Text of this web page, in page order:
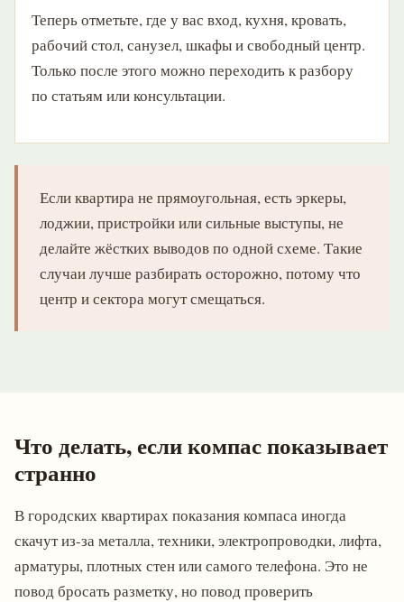
Теперь отметьте, где у вас вход, кухня, кровать,
рабочий стол, санузел, шкафы и свободный центр.
Только после этого можно переходить к разбору
по статьям или консультации.
Если квартира не прямоугольная, есть эркеры,
лоджии, пристройки или сильные выступы, не
делайте жёстких выводов по одной схеме. Такие
случаи лучше разбирать осторожно, потому что
центр и сектора могут смещаться.
Что делать, если компас показывает
странно
В городских квартирах показания компаса иногда
скачут из-за металла, техники, электропроводки, лифта,
арматуры, плотных стен или самого телефона. Это не
повод бросать разметку, но повод проверить